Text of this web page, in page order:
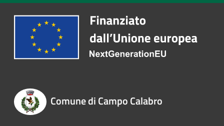
Comune di Campo Calabro